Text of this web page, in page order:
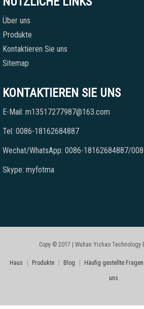
Über uns
Produkte
Kontaktieren Sie uns
Sitemap
KONTAKTIEREN SIE UNS
E-Mail: m13517277987@163.com
Tel: 0086-18162684887
Wechat/WhatsApp: 0086-18162684887/
Skype: myfotma
Copy © 2017 | Wuhan Yichao Technology
Haus Produkte Blog Häufig gestellte Fragen
uns